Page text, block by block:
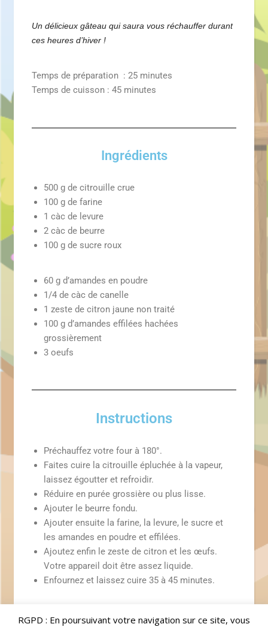
Un délicieux gâteau qui saura vous réchauffer durant
ces heures d’hiver !
Temps de préparation : 25 minutes
Temps de cuisson : 45 minutes
Ingrédients
500 g de citrouille crue
100 g de farine
1 càc de levure
2 càc de beurre
100 g de sucre roux
60 g d’amandes en poudre
1/4 de càc de canelle
1 zeste de citron jaune non traité
100 g d’amandes effilées hachées
grossièrement
3 oeufs
Instructions
Préchauffez votre four à 180°.
Faites cuire la citrouille épluchée à la vapeur,
laissez égoutter et refroidir.
Réduire en purée grossière ou plus lisse.
Ajouter le beurre fondu.
Ajouter ensuite la farine, la levure, le sucre et
les amandes en poudre et effilées.
Ajoutez enfin le zeste de citron et les œufs.
Votre appareil doit être assez liquide.
Enfournez et laissez cuire 35 à 45 minutes.
Par Davy Commentaires fermés
RGPD : En poursuivant votre navigation sur ce site, vous